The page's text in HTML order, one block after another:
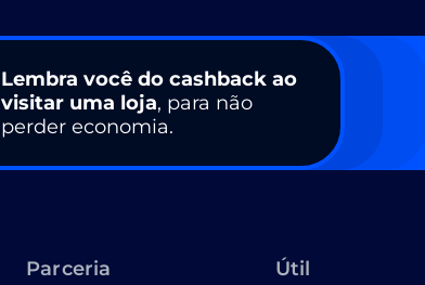
Lembra você do cashback ao
visitar uma loja, para não
perder economia.
Parceria Útil